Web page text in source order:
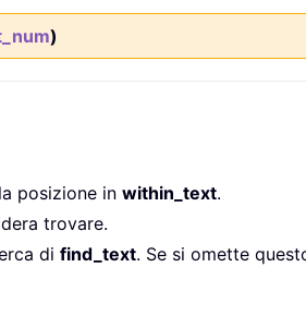
)
posizione in within_text.
trovare.
di find_text. Se si omette